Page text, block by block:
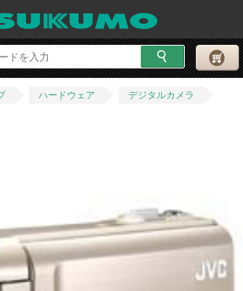
ハードウェア
デジタルカメラ